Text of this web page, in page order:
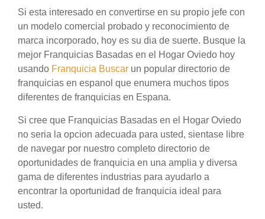
Si esta interesado en convertirse en su propio jefe con
un modelo comercial probado y reconocimiento de
marca incorporado, hoy es su dia de suerte. Busque la
mejor Franquicias Basadas en el Hogar Oviedo hoy
usando Franquicia Buscar un popular directorio de
franquicias en espanol que enumera muchos tipos
diferentes de franquicias en Espana.
Si cree que Franquicias Basadas en el Hogar Oviedo
no seria la opcion adecuada para usted, sientase libre
de navegar por nuestro completo directorio de
oportunidades de franquicia en una amplia y diversa
gama de diferentes industrias para ayudarlo a
encontrar la oportunidad de franquicia ideal para
usted.